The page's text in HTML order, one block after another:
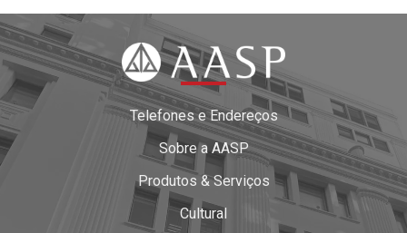
Telefones e Endereços
Sobre a AASP
Produtos & Serviços
Cultural